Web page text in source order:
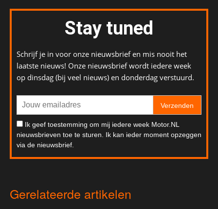
Stay tuned
Schrijf je in voor onze nieuwsbrief en mis nooit het
laatste nieuws! Onze nieuwsbrief wordt iedere week
op dinsdag (bij veel nieuws) en donderdag verstuurd.
Verzenden
Ik geef toestemming om mij iedere week Motor.NL
nieuwsbrieven toe te sturen. Ik kan ieder moment opzeggen
via de nieuwsbrief.
Gerelateerde artikelen